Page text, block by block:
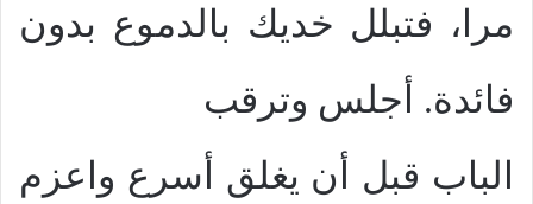
مرا، فتبلل خديك بالدموع بدون
فائدة. أجلس وترقب
الباب قبل أن يغلق أسرع واعزم